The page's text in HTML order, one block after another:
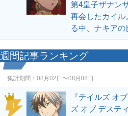
第4皇子ザナン
再会したカイル
る中、ナキア
週間記事ランキング
集計期間： 08月02日〜08月08日
1
『テイルズ オ
ズ オブ デステ